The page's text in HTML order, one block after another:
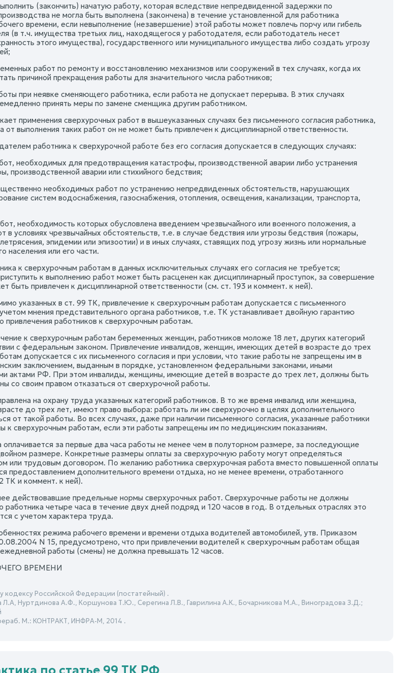
(закончить) начатую работу, которая вследствие непредвиденной задержки по
не могла быть выполнена (закончена) в течение установленной для работника
времени, если невыполнение (незавершение) этой работы может повлечь порчу или гибель
(в т.ч. имущества третьих лиц, находящегося у работодателя, если работодатель несет
этого имущества), государственного или муниципального имущества либо создать угрозу
работ по ремонту и восстановлению механизмов или сооружений в тех случаях, когда их
причиной прекращения работы для значительного числа работников;
при неявке сменяющего работника, если работа не допускает перерыва. В этих случаях
принять меры по замене сменщика другим работником.
применения сверхурочных работ в вышеуказанных случаях без письменного согласия работника,
от выполнения таких работ он не может быть привлечен к дисциплинарной ответственности.
работника к сверхурочной работе без его согласия допускается в следующих случаях:
необходимых для предотвращения катастрофы, производственной аварии либо устранения
производственной аварии или стихийного бедствия;
необходимых работ по устранению непредвиденных обстоятельств, нарушающих
систем водоснабжения, газоснабжения, отопления, освещения, канализации, транспорта,
необходимость которых обусловлена введением чрезвычайного или военного положения, а
в условиях чрезвычайных обстоятельств, т.е. в случае бедствия или угрозы бедствия (пожары,
эпидемии или эпизоотии) и в иных случаях, ставящих под угрозу жизнь или нормальные
населения или его части.
к сверхурочным работам в данных исключительных случаях его согласия не требуется;
к выполнению работ может быть расценен как дисциплинарный проступок, за совершение
быть привлечен к дисциплинарной ответственности (см. ст. 193 и коммент. к ней).
указанных в ст. 99 ТК, привлечение к сверхурочным работам допускается с письменного
мнения представительного органа работников, т.е. ТК устанавливает двойную гарантию
привлечения работников к сверхурочным работам.
к сверхурочным работам беременных женщин, работников моложе 18 лет, других категорий
с федеральным законом. Привлечение инвалидов, женщин, имеющих детей в возрасте до трех
допускается с их письменного согласия и при условии, что такие работы не запрещены им в
заключением, выданным в порядке, установленном федеральными законами, иными
актами РФ. При этом инвалиды, женщины, имеющие детей в возрасте до трех лет, должны быть
со своим правом отказаться от сверхурочной работы.
на охрану труда указанных категорий работников. В то же время инвалид или женщина,
до трех лет, имеют право выбора: работать ли им сверхурочно в целях дополнительного
от такой работы. Во всех случаях, даже при наличии письменного согласия, указанные работники
к сверхурочным работам, если эти работы запрещены им по медицинским показаниям.
оплачивается за первые два часа работы не менее чем в полуторном размере, за последующие
размере. Конкретные размеры оплаты за сверхурочную работу могут определяться
или трудовым договором. По желанию работника сверхурочная работа вместо повышенной оплаты
предоставлением дополнительного времени отдыха, но не менее времени, отработанного
ТК и коммент. к ней).
действовавшие предельные нормы сверхурочных работ. Сверхурочные работы не должны
четыре часа в течение двух дней подряд и 120 часов в год. В отдельных отраслях это
с учетом характера труда.
режима рабочего времени и времени отдыха водителей автомобилей, утв. Приказом
N 15, предусмотрено, что при привлечении водителей к сверхурочным работам общая
работы (смены) не должна превышать 12 часов.
ВРЕМЕНИ
кодексу Российской Федерации (постатейный) .
Нуртдинова А.Ф., Коршунова Т.Ю., Серегина Л.В., Гаврилина А.К., Бочарникова М.А., Виноградова З.Д.;
М.: КОНТРАКТ, ИНФРА-М, 2014 .